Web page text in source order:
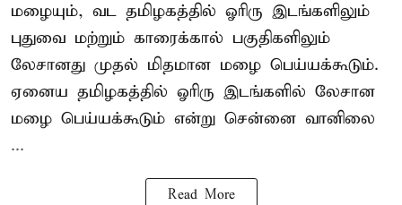
மழையும், வட தமிழகத்தில் ஓரிரு இடங்களிலும்
புதுவை மற்றும் காரைக்கால் பகுதிகளிலும்
லேசானது முதல் மிதமான மழை பெய்யக்கூடும்.
ஏனைய தமிழகத்தில் ஓரிரு இடங்களில் லேசான
மழை பெய்யக்கூடும் என்று சென்னை வானிலை
...
Read More